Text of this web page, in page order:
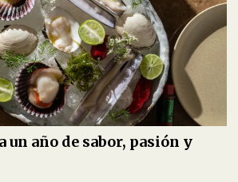
un año de sabor, pasión y